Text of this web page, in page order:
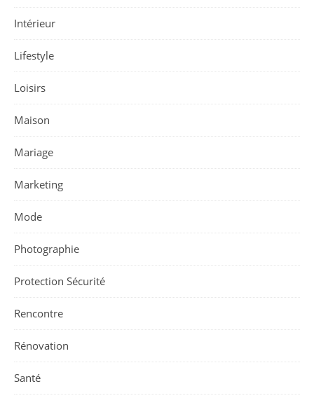
Intérieur
Lifestyle
Loisirs
Maison
Mariage
Marketing
Mode
Photographie
Protection Sécurité
Rencontre
Rénovation
Santé